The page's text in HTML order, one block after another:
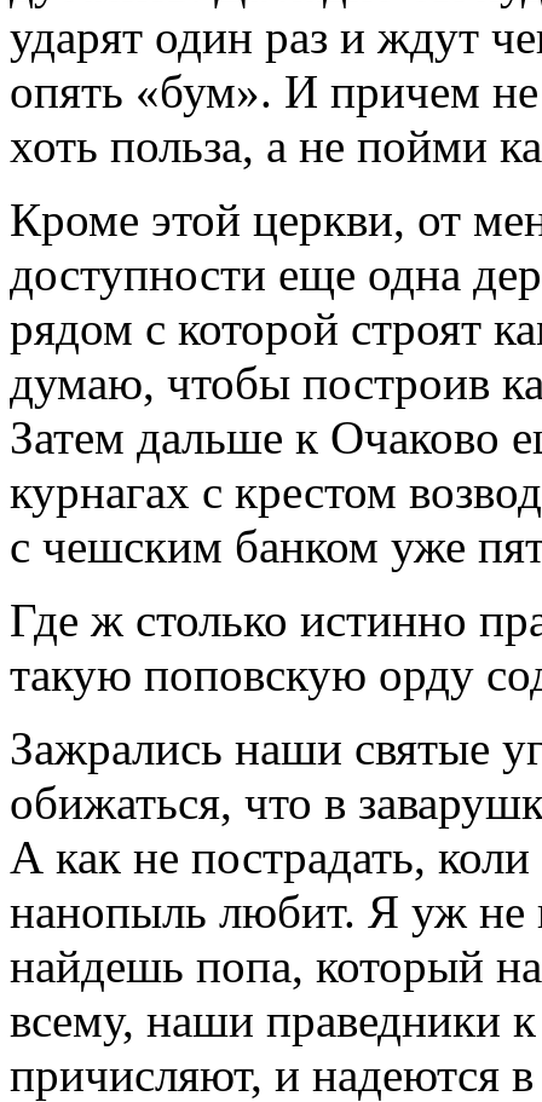
ударят один раз и ждут
опять «бум». И причем
хоть польза, а не пойми
Кроме этой церкви, от
доступности еще одна
рядом с которой строят
думаю, чтобы построив
Затем дальше к Очаково
курнагах с крестом
с чешским банком уже
Где ж столько истинно
такую поповскую орду
Зажрались наши святые
обижаться, что в
А как не пострадать,
нанопыль любит. Я уж не
найдешь попа, который
всему, наши праведники
причисляют, и надеются